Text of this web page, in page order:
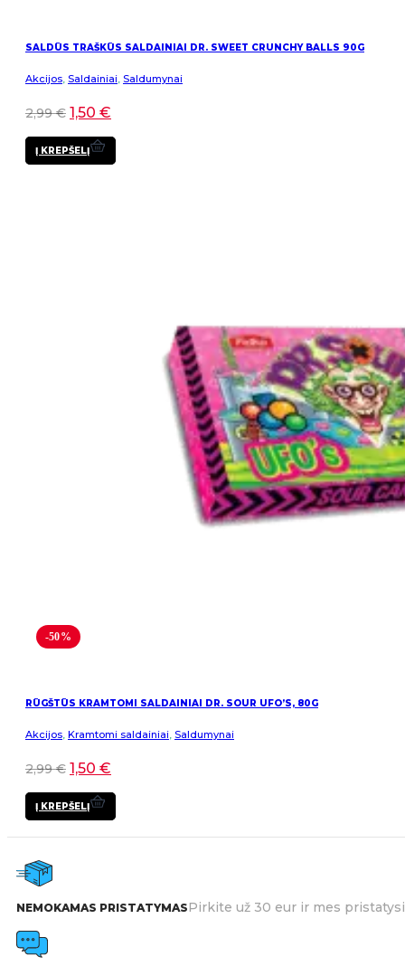
SALDŪS TRAŠKŪS SALDAINIAI DR. SWEET CRUNCHY BALLS 90G
Akcijos Saldainiai Saldumynai
2,99€ 1,50 €
Į KREPŠELĮ
-50%
RŪGŠTŪS KRAMTOMI SALDAINIAI DR. SOUR UFO’S, 80G
Akcijos Kramtomi saldainiai Saldumynai
2,99€ 1,50 €
Į KREPŠELĮ
NEMOKAMAS PRISTATYMASPirkite už 30 eur ir mes